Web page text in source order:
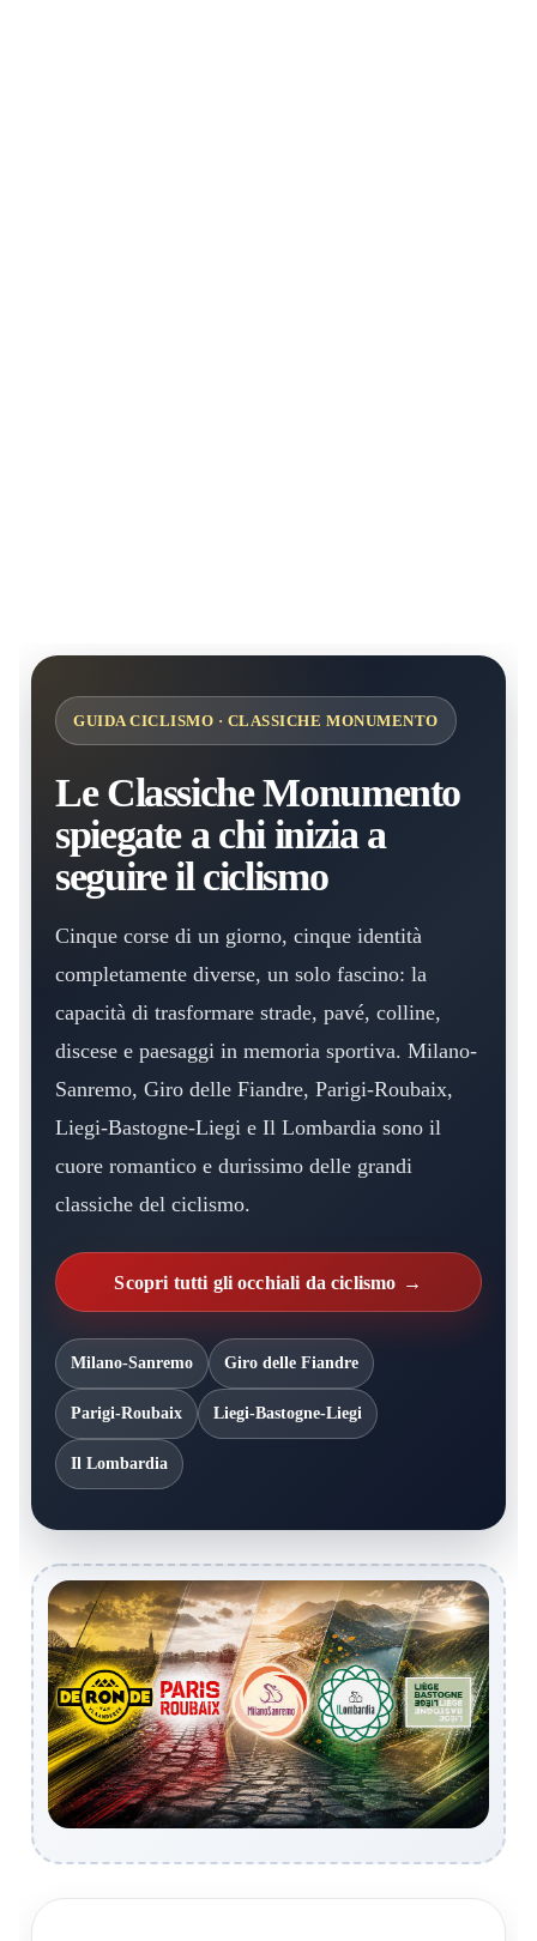
GUIDA CICLISMO · CLASSICHE MONUMENTO
Le Classiche Monumento
spiegate a chi inizia a
seguire il ciclismo
Cinque corse di un giorno, cinque identità
completamente diverse, un solo fascino: la
capacità di trasformare strade, pavé, colline,
discese e paesaggi in memoria sportiva. Milano-
Sanremo, Giro delle Fiandre, Parigi-Roubaix,
Liegi-Bastogne-Liegi e Il Lombardia sono il
cuore romantico e durissimo delle grandi
classiche del ciclismo.
Scopri tutti gli occhiali da ciclismo
Milano-Sanremo Giro delle Fiandre
Parigi-Roubaix Liegi-Bastogne-Liegi
Il Lombardia